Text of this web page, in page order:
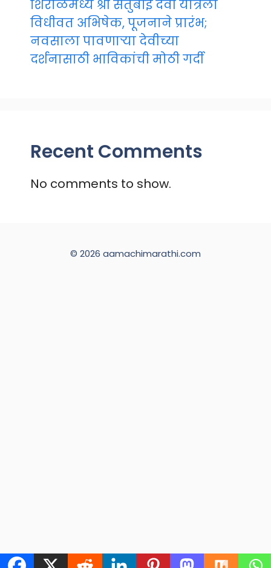
शिरोळमध्ये श्री संतुबाई देवी यात्रेला
विधीवत अभिषेक, पूजनाने प्रारंभ;
नवसाला पावणाऱ्या देवीच्या
दर्शनासाठी भाविकांची मोठी गर्दी
Recent Comments
No comments to show.
© 2026 aamachimarathi.com